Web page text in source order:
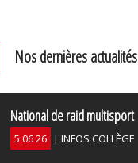
Nos dernières actualités
National de raid multisport
5 06 26 | INFOS COLLÈGE